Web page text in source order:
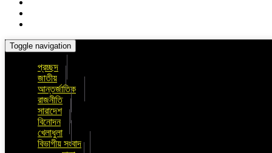
Toggle navigation
প্রচ্ছদ
জাতীয়
আন্তর্জাতিক
রাজনীতি
সারাদেশ
বিনোদন
খেলাধুলা
বিভাগীয় সংবাদ